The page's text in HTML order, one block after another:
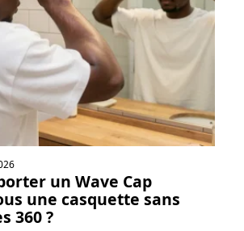
un Wave Cap
une casquette sans
360 ?